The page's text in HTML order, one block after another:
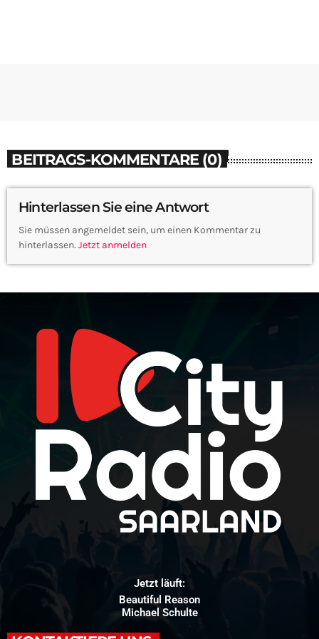
BEITRAGS-KOMMENTARE (0)
Hinterlassen Sie eine Antwort
Sie müssen angemeldet sein, um einen Kommentar zu
hinterlassen. Jetzt anmelden
Jetzt läuft:
Beautiful Reason
Michael Schulte